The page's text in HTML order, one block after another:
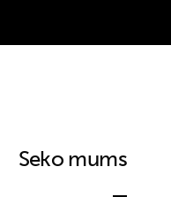
Seko mums